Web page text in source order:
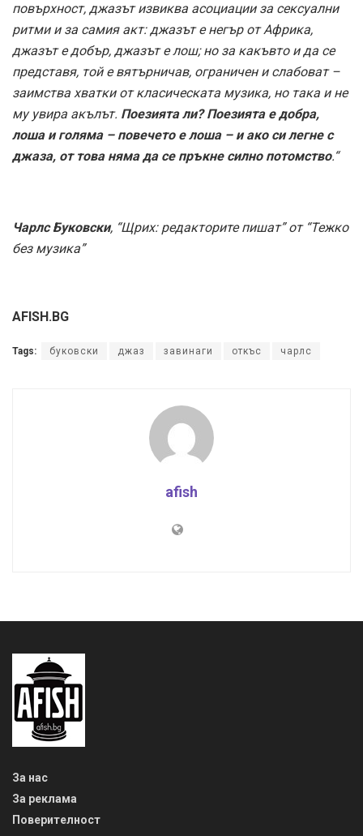
повърхност, джазът извиква асоциации за сексуални
ритми и за самия акт: джазът е негър от Африка,
джазът е добър, джазът е лош; но за какъвто и да се
представя, той е вятърничав, ограничен и слабоват –
заимства хватки от класическата музика, но така и не
му увира акълът. Поезията ли? Поезията е добра,
лоша и голяма – повечето е лоша – и ако си легне с
джаза, от това няма да се пръкне силно потомство.“
Чарлс Буковски, “Щрих: редакторите пишат” от “Тежко
без музика”
AFISH.BG
Tags: буковски джаз завинаги откъс чарлс
afish
За нас
За реклама
Поверителност